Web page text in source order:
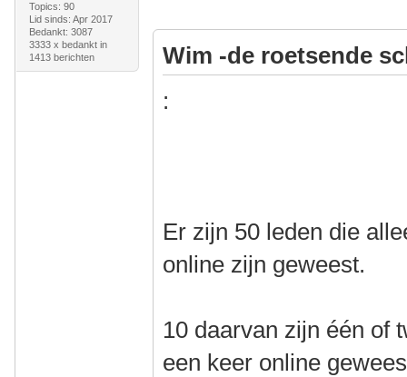
Topics: 90
Lid sinds: Apr 2017
Bedankt: 3087
3333 x bedankt in
1413 berichten
Wim -de roetsende
:
Er zijn 50 leden die
online zijn geweest.
10 daarvan zijn één of
een keer online